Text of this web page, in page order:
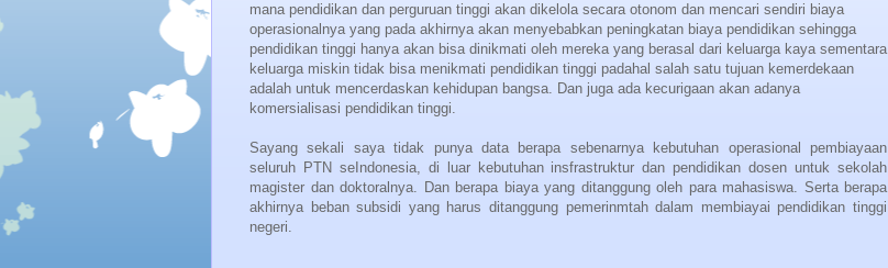
mana pendidikan dan perguruan tinggi akan dikelola secara otonom dan mencari sendiri biaya
operasionalnya yang pada akhirnya akan menyebabkan peningkatan biaya pendidikan sehingga
pendidikan tinggi hanya akan bisa dinikmati oleh mereka yang berasal dari keluarga kaya sementara
keluarga miskin tidak bisa menikmati pendidikan tinggi padahal salah satu tujuan kemerdekaan
adalah untuk mencerdaskan kehidupan bangsa. Dan juga ada kecurigaan akan adanya
komersialisasi pendidikan tinggi.
Sayang sekali saya tidak punya data berapa sebenarnya kebutuhan operasional pembiayaan
seluruh PTN seIndonesia, di luar kebutuhan insfrastruktur dan pendidikan dosen untuk sekolah
magister dan doktoralnya. Dan berapa biaya yang ditanggung oleh para mahasiswa. Serta berapa
akhirnya beban subsidi yang harus ditanggung pemerinmtah dalam membiayai pendidikan tinggi
negeri.